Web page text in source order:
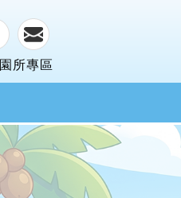
園所專區